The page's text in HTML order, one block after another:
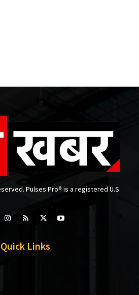
Pulses Pro® is a registered U.S.
Quick Links